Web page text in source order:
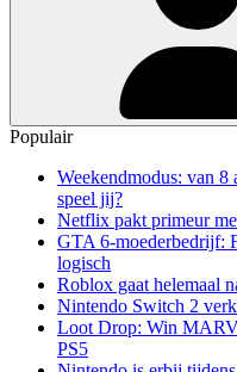
Populair
Weekendmodus: van
speel jij?
Netflix pakt primeur
GTA 6-moederbedrijf:
logisch
Roblox gaat helemaal
Nintendo Switch 2
Loot Drop: Win
PS5